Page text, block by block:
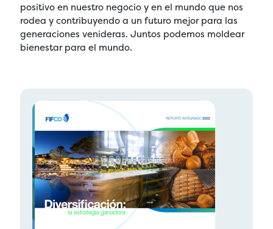
positivo en nuestro negocio y en el mundo que nos
rodea y contribuyendo a un futuro mejor para las
generaciones venideras. Juntos podemos moldear
bienestar para el mundo.